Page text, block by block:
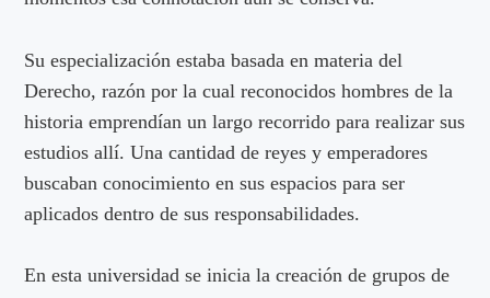
Su especialización estaba basada en materia del
Derecho, razón por la cual reconocidos hombres de la
historia emprendían un largo recorrido para realizar sus
estudios allí. Una cantidad de reyes y emperadores
buscaban conocimiento en sus espacios para ser
aplicados dentro de sus responsabilidades.
En esta universidad se inicia la creación de grupos de